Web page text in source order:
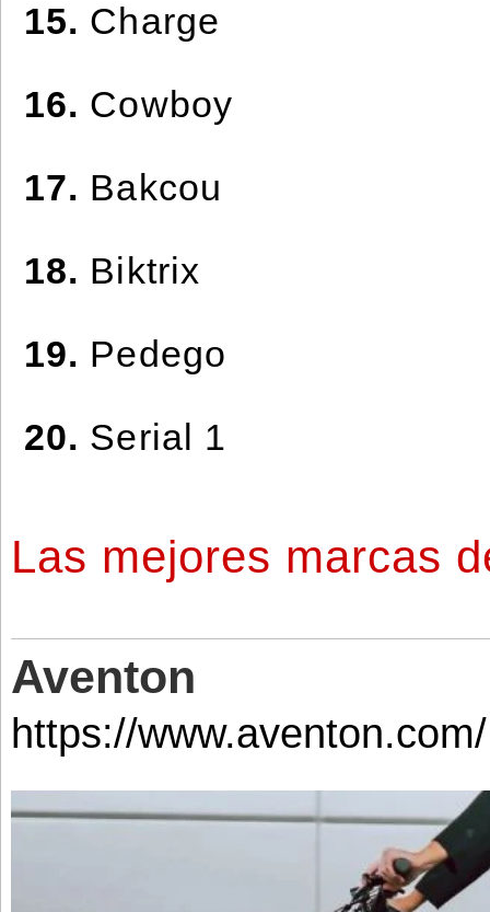
15. Charge
16. Cowboy
17. Bakcou
18. Biktrix
19. Pedego
20. Serial 1
Las mejores marcas
Aventon
https://www.aventon.com/